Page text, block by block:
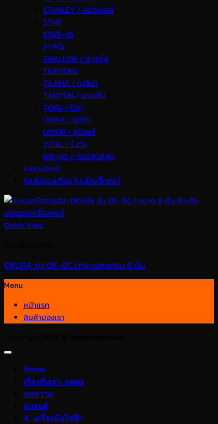
STANLEY / สแตนเล่ย์
STAR
STAR-45
STING
SWALLOW / ซาวาโล
TAIKYOKU
TAJIMA / ทาจิม่า
TAMTON / แทมตัน
TOKU / โตกุ
UNIKA / ยูนิก้า
UNIOR / ยูนิออร์
VITAL / ไวทัล
WD-40 / ดับบลิวดี40
แม่แรงตะเข้
ใบเลื่อยวงเดือน ใบเลื่อยจิ๊กซอว์
Quick View
OKURA รุ่น OK-8CJ กระบอกเครน 8 ตัน
Menu
หน้าแรก
สินค้าของเรา
Home
เกี่ยวกับเรา_news
บทความ
แบรนด์
A. เครื่องมือไฟฟ้า